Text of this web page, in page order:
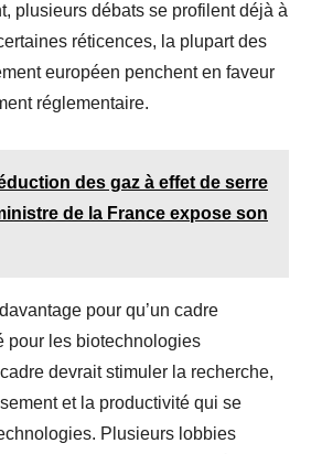
plusieurs débats se profilent déjà à
réticences, la plupart des
européen penchent en faveur
réglementaire.
des gaz à effet de serre
de la France expose son
pour qu’un cadre
pour les biotechnologies
devrait stimuler la recherche,
et la productivité qui se
Plusieurs lobbies